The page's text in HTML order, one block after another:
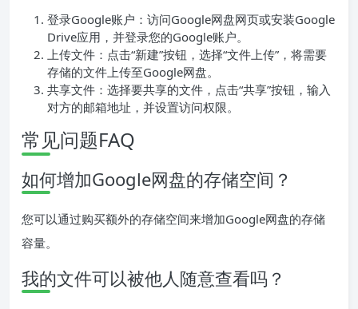
登录Google账户：访问Google网盘网页或安装Google
Drive应用，并登录您的Google账户。
上传文件：点击“新建”按钮，选择“文件上传”，将需要
存储的文件上传至Google网盘。
共享文件：选择要共享的文件，点击“共享”按钮，输入
对方的邮箱地址，并设置访问权限。
常见问题FAQ
如何增加Google网盘的存储空间？
您可以通过购买额外的存储空间来增加Google网盘的存储
容量。
我的文件可以被他人随意查看吗？